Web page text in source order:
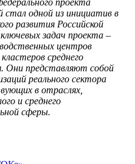
одной из инициатив в
развития Российской
задач проекта –
центров
среднего
Они представляют собой
реального сектора
в отраслях,
и среднего
сферы.